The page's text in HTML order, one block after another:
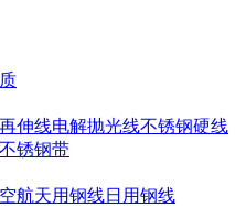
再伸线电解抛光线不锈钢硬线
不锈钢带
航天用钢线日用钢线